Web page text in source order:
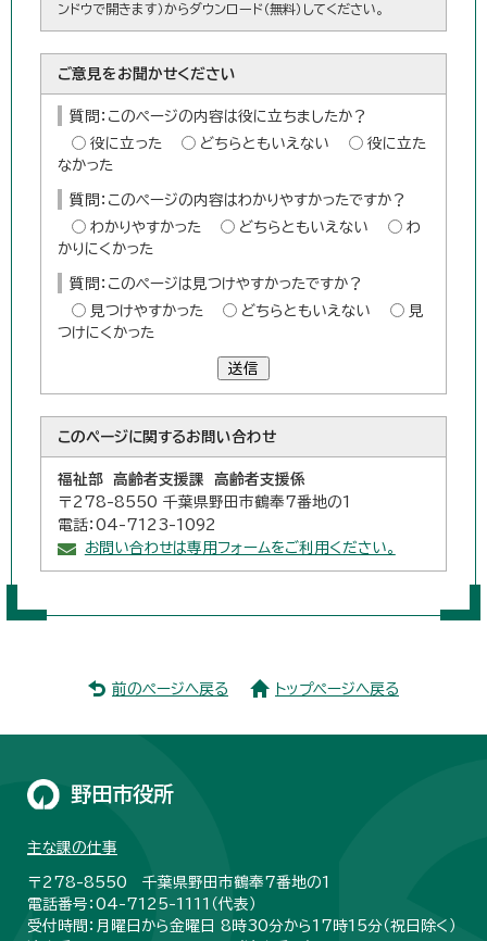
ンドウで開きます）からダウンロード（無料）してください。
ご意見をお聞かせください
質問：このページの内容は役に立ちましたか？
役に立った
どちらともいえない
役に立た
なかった
質問：このページの内容はわかりやすかったですか？
わかりやすかった
どちらともいえない
わ
かりにくかった
質問：このページは見つけやすかったですか？
見つけやすかった
どちらともいえない
見
つけにくかった
送信
このページに関するお問い合わせ
福祉部 高齢者支援課 高齢者支援係
〒278-8550 千葉県野田市鶴奉7番地の1
電話：04-7123-1092
お問い合わせは専用フォームをご利用ください。
前のページへ戻る トップページへ戻る
野田市役所
主な課の仕事
〒278-8550 千葉県野田市鶴奉7番地の1
電話番号：04-7125-1111（代表）
受付時間：月曜日から金曜日 8時30分から17時15分（祝日除く）